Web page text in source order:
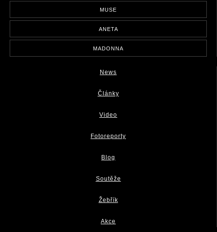
MUSE
ANETA
MADONNA
News
Články
Video
Fotoreporty
Blog
Soutěže
Žebřík
Akce